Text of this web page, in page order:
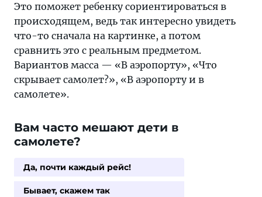
Это поможет ребенку сориентироваться в
происходящем, ведь так интересно увидеть
что-то сначала на картинке, а потом
сравнить это с реальным предметом.
Вариантов масса — «В аэропорту», «Что
скрывает самолет?», «В аэропорту и в
самолете».
Вам часто мешают дети в
самолете?
Да, почти каждый рейс!
Бывает, скажем так